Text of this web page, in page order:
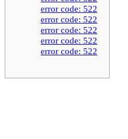
error code: 522
error code: 522
error code: 522
error code: 522
error code: 522